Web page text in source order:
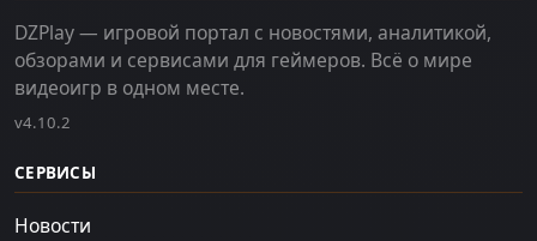
DZPlay — игровой портал с новостями, аналитикой,
обзорами и сервисами для геймеров. Всё о мире
видеоигр в одном месте.
v4.10.2
СЕРВИСЫ
Новости